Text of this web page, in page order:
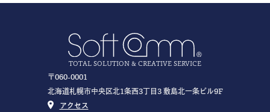
TOTAL SOLUTION & CREATIVE SERVICE
〒060-0001
北海道札幌市中央区北1条西3丁目3 敷島北一条ビル9F
アクセス